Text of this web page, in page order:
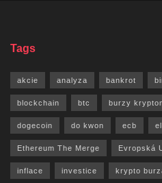
Tags
akcie analyza bankrot
blockchain btc burzy
dogecoin do kwon ecb
Ethereum The Merge Evropská
inflace investice krypto